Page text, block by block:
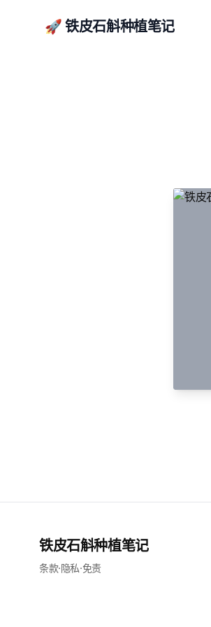
🚀 铁皮石斛种植笔记
铁皮石斛种植笔记
条款·隐私·免责